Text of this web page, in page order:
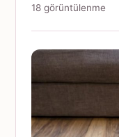
18 görüntülenme